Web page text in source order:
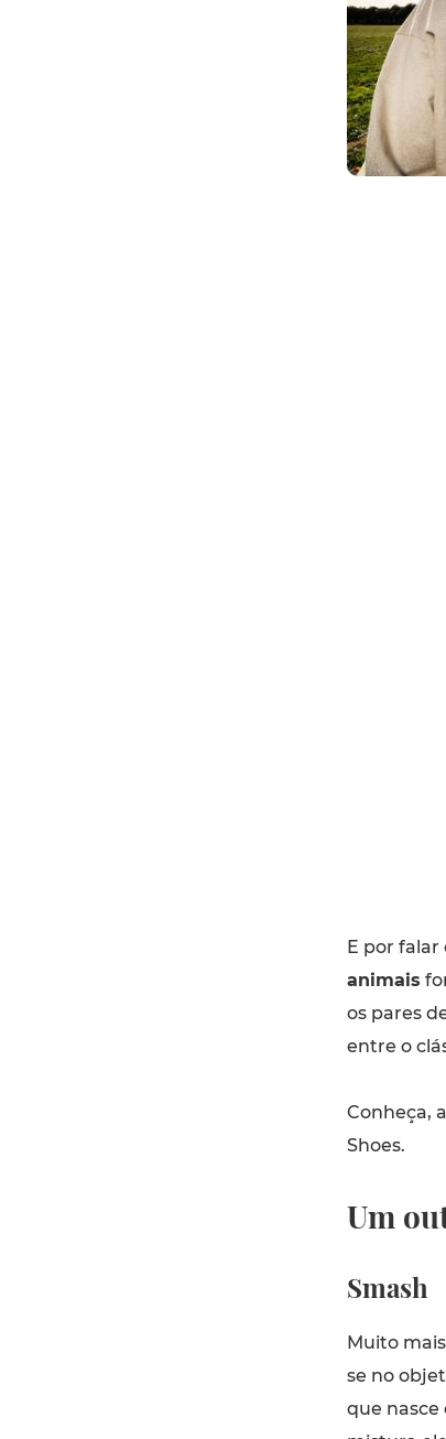
E por falar
animais
os pares
entre o
Conheça,
Shoes.
Um
Smash
Muito
se no
que nasce